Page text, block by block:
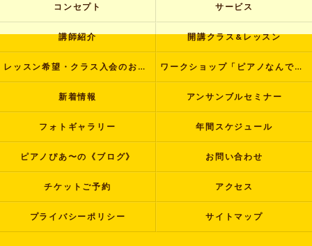
コンセプト サービス
講師紹介 開講クラス&レッスン
レッスン希望・クラス入会のお申し込み ワークショップ「ピアノなんでも塾」
新着情報 アンサンブルセミナー
フォトギャラリー 年間スケジュール
ピアノぴあ〜の《ブログ》 お問い合わせ
チケットご予約 アクセス
プライバシーポリシー サイトマップ